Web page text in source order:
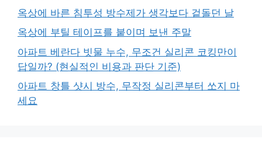
옥상에 바른 침투성 방수제가 생각보다 겉돌던 날
옥상에 부틸 테이프를 붙이며 보낸 주말
아파트 베란다 빗물 누수, 무조건 실리콘 코킹만이
답일까? (현실적인 비용과 판단 기준)
아파트 창틀 샷시 방수, 무작정 실리콘부터 쏘지 마
세요